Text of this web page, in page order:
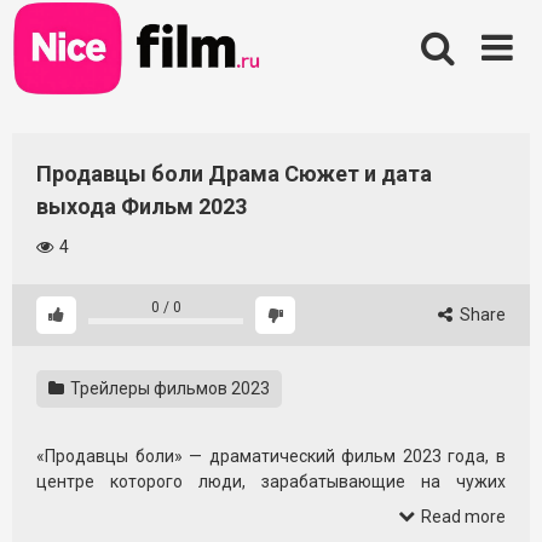
Skip
to
content
Продавцы боли Драма Сюжет и дата
выхода Фильм 2023
4
0 / 0 Share
Трейлеры фильмов 2023
«Продавцы боли» — драматический фильм 2023 года, в
центре которого люди, зарабатывающие на чужих
страданиях. Это история о моральном выборе, соблазне
Read more